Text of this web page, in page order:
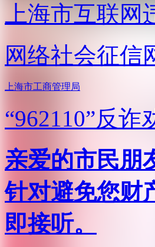
上海市互联网
网络社会征信
上海市工商管理局
“962110”反诈
亲爱的市民朋
针对避免您财
即接听。